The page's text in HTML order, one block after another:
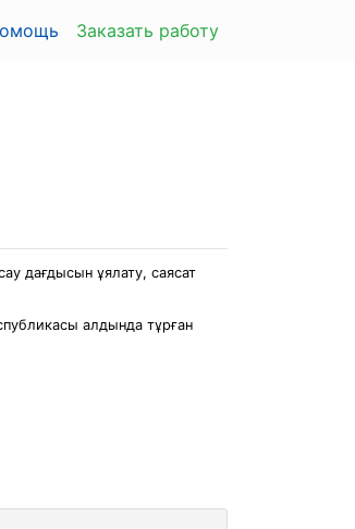
Заказать работу
дағдысын ұялату, саясат
алдында тұрған